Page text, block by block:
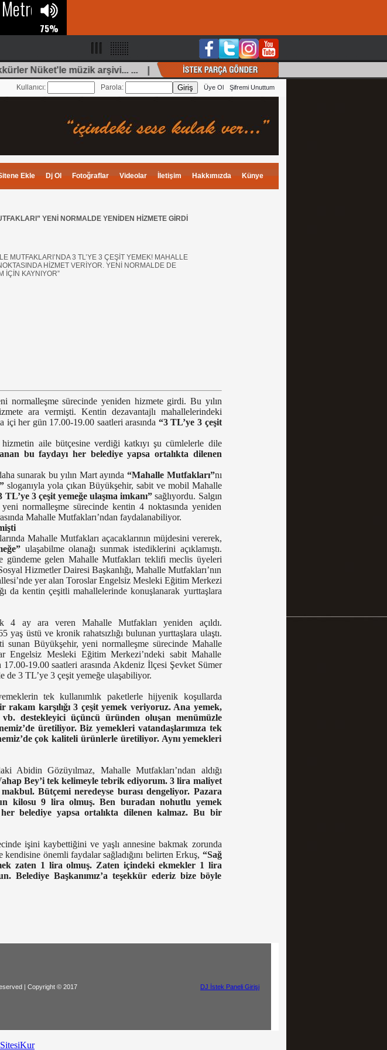
Nüket'le müzik arşivi... ... | Ali Recai (Ertem), İstek: Güzel Seni Çok
Kullanıcı: Parola: Üye Ol Şifremi Unuttum
Ekle Dj Ol Fotoğraflar Videolar İletişim Hakkımızda Künye
YENİ NORMALDE YENİDEN HİZMETE GİRDİ
MUTFAKLARI’NDA 3 TL’YE 3 ÇEŞİT YEMEK! MAHALLE
HİZMET VERİYOR. YENİ NORMALDE DE
İÇİN KAYNIYOR”
normalleşme sürecinde yeniden hizmete girdi. Bu yılın
ara vermişti. Kentin dezavantajlı mahallelerindeki
içi her gün 17.00-19.00 saatleri arasında “3 TL’ye 3 çeşit
aile bütçesine verdiği katkıyı şu cümlelerle dile
bu faydayı her belediye yapsa ortalıkta dilenen
sunarak bu yılın Mart ayında “Mahalle Mutfakları”nı
sloganıyla yola çıkan Büyükşehir, sabit ve mobil Mahalle
TL’ye 3 çeşit yemeğe ulaşma imkanı” sağlıyordu. Salgın
normalleşme sürecinde kentin 4 noktasında yeniden
Mahalle Mutfakları’ndan faydalanabiliyor.
Mahalle Mutfakları açacaklarının müjdesini vererek,
ulaşabilme olanağı sunmak istediklerini açıklamıştı.
gelen Mahalle Mutfakları teklifi meclis üyeleri
Hizmetler Dairesi Başkanlığı, Mahalle Mutfakları’nın
yer alan Toroslar Engelsiz Mesleki Eğitim Merkezi
da kentin çeşitli mahallelerinde konuşlanarak yurttaşlara
4 ay ara veren Mahalle Mutfakları yeniden açıldı.
yaş üstü ve kronik rahatsızlığı bulunan yurttaşlara ulaştı.
Büyükşehir, yeni normalleşme sürecinde Mahalle
Engelsiz Mesleki Eğitim Merkezi’ndeki sabit Mahalle
17.00-19.00 saatleri arasında Akdeniz İlçesi Şevket Sümer
3 TL’ye 3 çeşit yemeğe ulaşabiliyor.
tek kullanımlık paketlerle hijyenik koşullarda
rakam karşılığı 3 çeşit yemek veriyoruz. Ana yemek,
destekleyici üçüncü üründen oluşan menümüzle
üretiliyor. Biz yemekleri vatandaşlarımıza tek
çok kaliteli ürünlerle üretiliyor. Aynı yemekleri
Abidin Gözüyılmaz, Mahalle Mutfakları’ndan aldığı
Bey’i tek kelimeyle tebrik ediyorum. 3 lira maliyet
Bütçemi neredeyse burası dengeliyor. Pazara
kilosu 9 lira olmuş. Ben buradan nohutlu yemek
belediye yapsa ortalıkta dilenen kalmaz. Bu bir
işini kaybettiğini ve yaşlı annesine bakmak zorunda
önemli faydalar sağladığını belirten Erkuş, “Sağ
zaten 1 lira olmuş. Zaten içindeki ekmekler 1 lira
Belediye Başkanımız’a teşekkür ederiz bize böyle
| Copyright © 2017 DJ İstek Paneli Girişi